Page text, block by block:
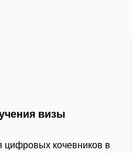
визы
цифровых кочевников в